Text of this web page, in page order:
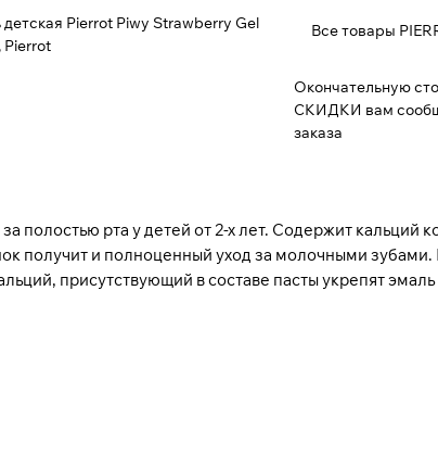
детская Pierrot Piwy Strawberry Gel
Pierrot
Все товары
Окончательную
СКИДКИ вам
заказа
полостью рта у детей от 2-х лет. Содержит кальций
получит и полноценный уход за молочными зубами.
присутствующий в составе пасты укрепят эмаль